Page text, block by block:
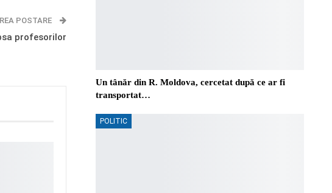
POSTARE
profesorilor
Un tânăr din R. Moldova, cercetat după ce ar fi
transportat…
POLITIC